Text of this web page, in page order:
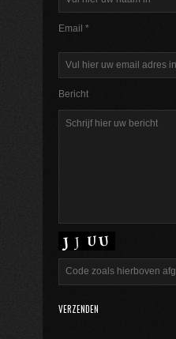
Email *
Bericht